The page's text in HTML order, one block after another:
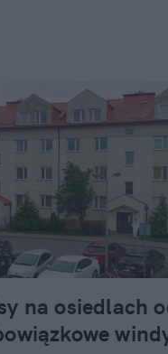
na osiedlach